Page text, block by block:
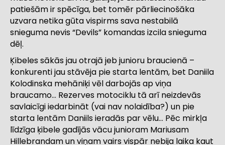
patiešām ir spēcīga, bet tomēr pārliecinošāka
uzvara netika gūta vispirms sava nestabilā
snieguma nevis “Devils” komandas izcila snieguma
dēļ.
Ķibeles sākās jau otrajā jeb junioru braucienā –
konkurenti jau stāvēja pie starta lentām, bet Daniila
Kolodinska mehāniķi vēl darbojās ap viņa
braucamo… Rezerves motociklu tā arī neizdevās
savlaicīgi iedarbināt (vai nav nolaidība?) un pie
starta lentām Daniils ieradās par vēlu… Pēc mirkļa
līdzīga ķibele gadījās vācu junioram Mariusam
Hillebrandam un viņam vairs vispār nebija laika kaut